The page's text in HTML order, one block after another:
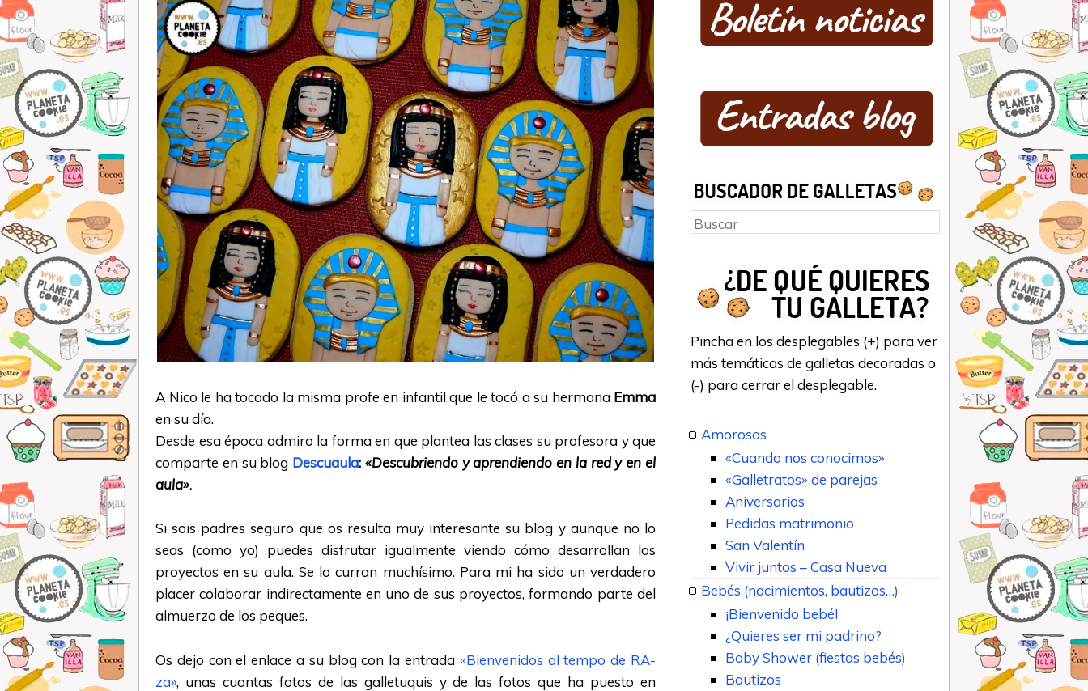
A Nico le ha tocado la misma profe en infantil que le tocó a su hermana Emma
en su día.
Desde esa época admiro la forma en que plantea las clases su profesora y que
comparte en su blog Descuaula: «Descubriendo y aprendiendo en la red y en el
aula».
Si sois padres seguro que os resulta muy interesante su blog y aunque no lo
seas (como yo) puedes disfrutar igualmente viendo cómo desarrollan los
proyectos en su aula. Se lo curran muchísimo. Para mi ha sido un verdadero
placer colaborar indirectamente en uno de sus proyectos, formando parte del
almuerzo de los peques.
Os dejo con el enlace a su blog con la entrada «Bienvenidos al tempo de RA-
za», unas cuantas fotos de las galletuquis y de las fotos que ha puesto en
Buscar
Pincha en los desplegables (+) para ver
más temáticas de galletas decoradas o
(-) para cerrar el desplegable.
Amorosas
«Cuando nos conocimos»
«Galletratos» de parejas
Aniversarios
Pedidas matrimonio
San Valentín
Vivir juntos – Casa Nueva
Bebés (nacimientos, bautizos…)
¡Bienvenido bebé!
¿Quieres ser mi padrino?
Baby Shower (fiestas bebés)
Bautizos